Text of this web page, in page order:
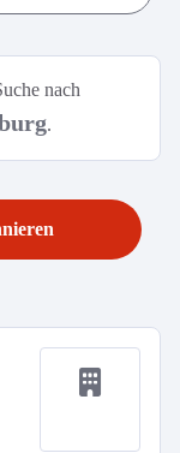
nach
.